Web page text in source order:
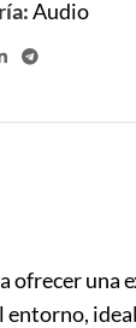
Audio
ofrecer una